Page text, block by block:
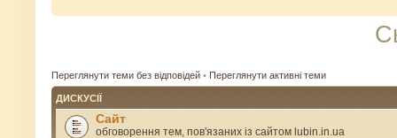
Переглянути теми без відповідей • Переглянути активні теми
ДИСКУСІЇ
Сайт
обговорення тем, пов'язаних із сайтом lubin.in.ua